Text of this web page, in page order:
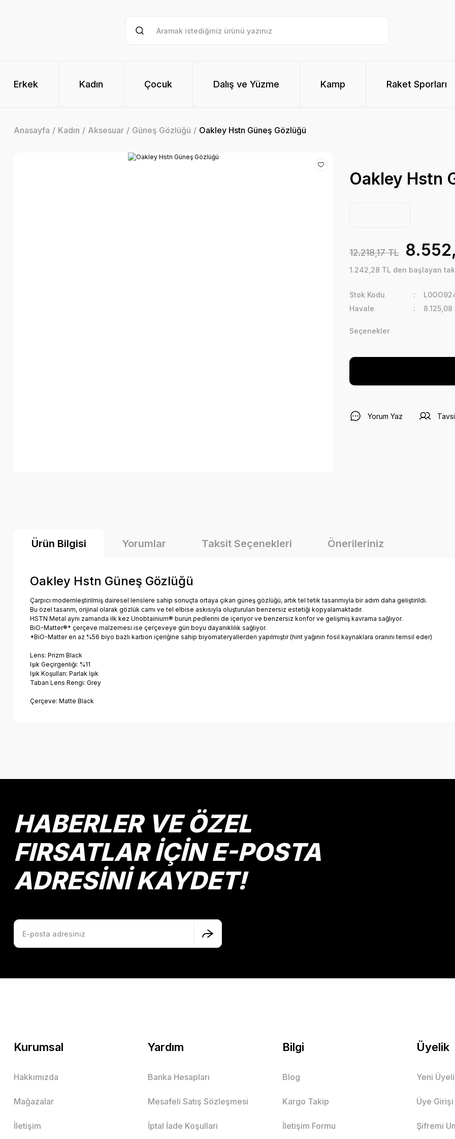
Erkek Kadın Çocuk Dalış ve Yüzme Kamp Raket Sporları
Anasayfa Kadın Aksesuar Güneş Gözlüğü Oakley Hstn Güneş Gözlüğü
Oakley Hstn
12.218,17 TL
1.242,28 TL den başlayan
Stok Kodu
Havale
Seçenekler
Yorum Yaz
Ürün Bilgisi Yorumlar Taksit Seçenekleri Önerileriniz
Oakley Hstn Güneş Gözlüğü
Çarpıcı modernleştirilmiş dairesel lenslere sahip sonuçta ortaya çıkan güneş gözlüğü, artık tel tetik tasarımıyla bir adım daha geliştirildi.
Bu özel tasarım, orijinal olarak gözlük camı ve tel elbise askısıyla oluşturulan benzersiz estetiği kopyalamaktadır.
HSTN Metal aynı zamanda ilk kez Unobtainium® burun pedlerini de içeriyor ve benzersiz konfor ve gelişmiş kavrama sağlıyor.
BiO-Matter®* çerçeve malzemesi ise çerçeveye gün boyu dayanıklılık sağlıyor.
*BiO-Matter en az %56 biyo bazlı karbon içeriğine sahip biyomateryallerden yapılmıştır (hint yağının fosil kaynaklara oranını temsil eder)
Lens: Prizm Black
Işık Geçirgenliği: %11
Işık Koşulları: Parlak Işık
Taban Lens Rengi: Grey
Çerçeve: Matte Black
Ürün resmi kalitesiz, bozuk veya görüntülenemiyor.
Ürün fiyatı diğer sitelerden daha pahalı.
HABERLER VE ÖZEL
FIRSATLAR İÇİN E-POSTA
ADRESİNİ KAYDET!
Kurumsal
Hakkımızda
Mağazalar
İletişim
Yardım
Banka Hesapları
Mesafeli Satış Sözleşmesi
İptal İade Koşullari
Bilgi
Blog
Kargo Takip
İletişim Formu
Üyelik
Yeni
Üye Girişi
Şifremi